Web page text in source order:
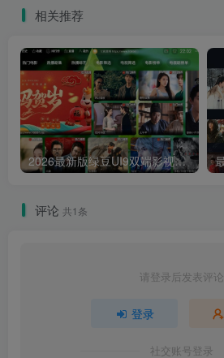
用GM管理后台带安卓客户端
相关推荐
2026最新版绿豆UI9双端影视APP源码
评论 共1条
请登录后发表评论
登录
社交账号登录